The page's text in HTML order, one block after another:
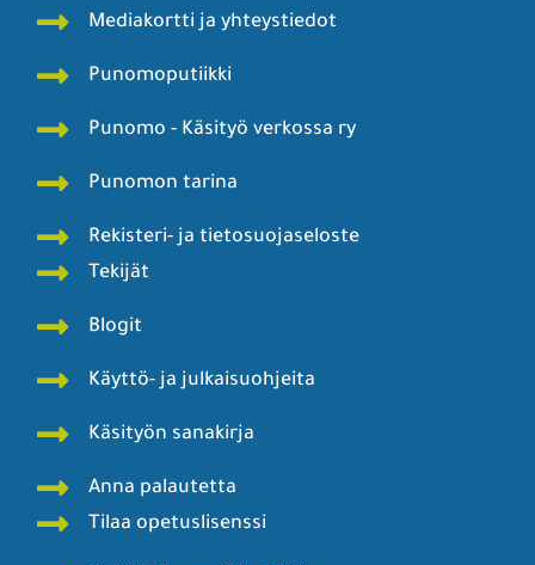
Mediakortti ja yhteystiedot
Punomoputiikki
Punomo - Käsityö verkossa ry
Punomon tarina
Rekisteri- ja tietosuojaseloste
Tekijät
Blogit
Käyttö- ja julkaisuohjeita
Käsityön sanakirja
Anna palautetta
Tilaa opetuslisenssi